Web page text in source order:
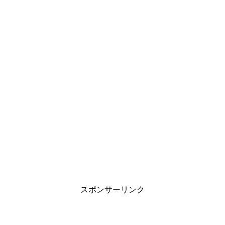
スポンサーリンク